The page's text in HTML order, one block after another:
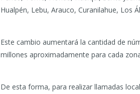
Hualpén, Lebu, Arauco, Curanilahue, Los
Este cambio aumentará la cantidad de
millones aproximadamente para cada
De esta forma, para realizar llamadas